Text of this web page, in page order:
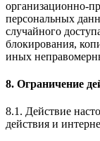
организационно-
персональных
случайного
блокирования,
иных
8. Ограничение
8.1. Действие
действия и